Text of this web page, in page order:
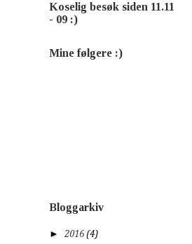
Koselig besøk siden 11.11
- 09 :)
Mine følgere :)
Bloggarkiv
► 2016 (4)